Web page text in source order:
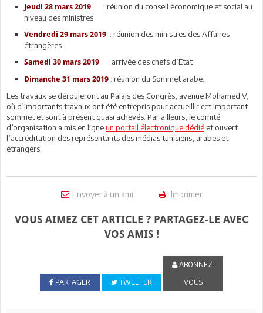
Jeudi 28 mars 2019 : réunion du conseil économique et social au
niveau des ministres
Vendredi 29 mars 2019 : réunion des ministres des Affaires
étrangères
Samedi 30 mars 2019 : arrivée des chefs d’Etat
Dimanche 31 mars 2019 : réunion du Sommet arabe.
Les travaux se dérouleront au Palais des Congrès, avenue Mohamed V,
où d’importants travaux ont été entrepris pour accueillir cet important
sommet et sont à présent quasi achevés. Par ailleurs, le comité
d’organisation a mis en ligneun portail électronique dédié et ouvert
l’accréditation des représentants des médias tunisiens, arabes et
étrangers.
Envoyer à un ami Imprimer
VOUS AIMEZ CET ARTICLE ? PARTAGEZ-LE AVEC
VOS AMIS !
PARTAGER TWEETER
ABONNEZ-
VOUS